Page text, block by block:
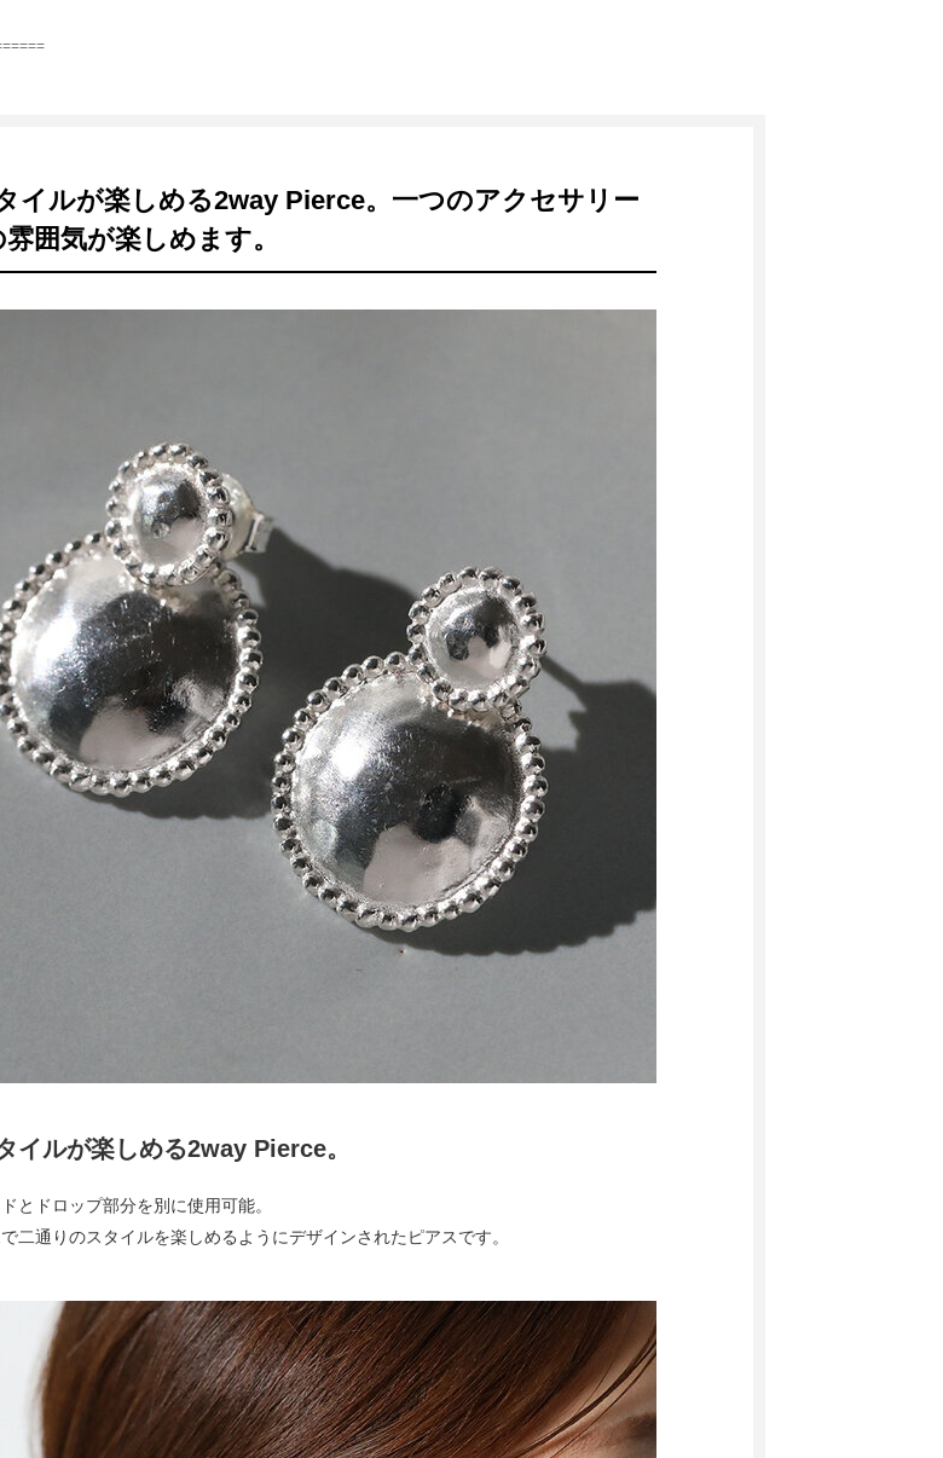
イルが楽しめる2way Pierce。一つのアクセサリー
囲気が楽しめます。
イルが楽しめる2way Pierce。
とドロップ部分を別に使用可能。
二通りのスタイルを楽しめるようにデザインされたピアスです。